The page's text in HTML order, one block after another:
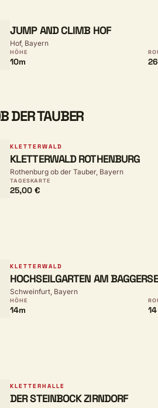
JUMP AND CLIMB HOF
Hof, Bayern
HÖHE
10m 26
DER TAUBER
KLETTERWALD
KLETTERWALD ROTHENBURG
Rothenburg ob der Tauber, Bayern
TAGESKARTE
25,00 €
KLETTERWALD
HOCHSEILGARTEN AM
Schweinfurt, Bayern
HÖHE
14m 14
KLETTERHALLE
DER STEINBOCK ZIRNDORF